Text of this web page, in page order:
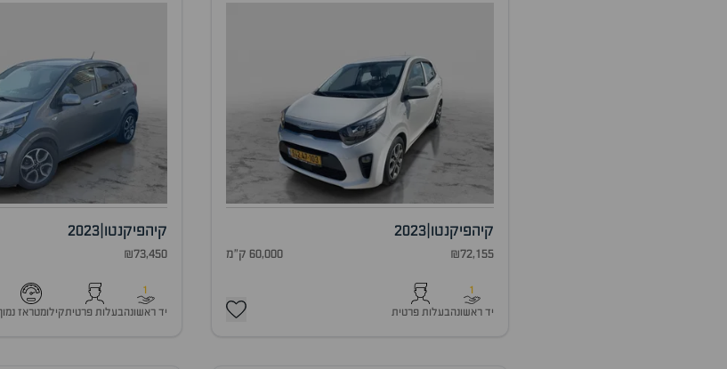
קיהפיקנטו |
2023
₪72,155 60,000 ק"מ
1
יד ראשונהבעלות פרטית
קיהפיקנטו 2023
₪73,450
1
יד ראשונהבעלות פרטיתקילומטראז